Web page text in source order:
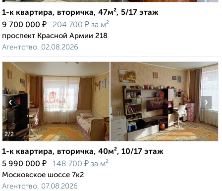
1-к квартира, вторичка, 47м², 5/17 этаж
9 700 000 ₽ 204 700 ₽ за м²
проспект Красной Армии 218
Агентство, 02.08.2026
2/2
‹ ›
1-к квартира, вторичка, 40м², 10/17 этаж
5 990 000 ₽ 148 700 ₽ за м²
Московское шоссе 7к2
Агентство, 07.08.2026